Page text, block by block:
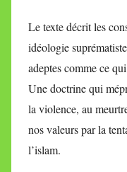
Le texte décrit les
idéologie
adeptes comme ce
Une doctrine qui
la violence, au
nos valeurs par la
l’islam.